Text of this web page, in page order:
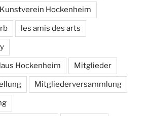
Kunstverein Hockenheim
les amis des arts
Hockenheim Mitglieder
Mitgliederversammlung